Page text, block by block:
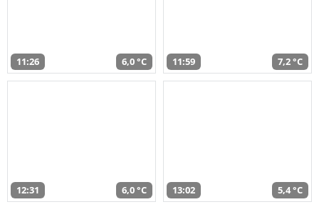
11:26 6,0 °C 11:59 7,2 °C
12:31 6,0 °C 13:02 5,4 °C